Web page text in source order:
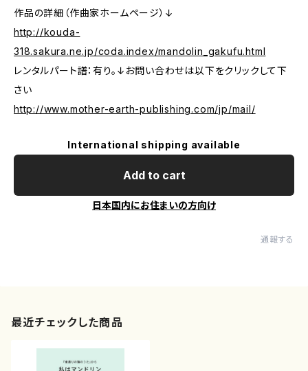
作品の詳細（作曲家ホームページ）↓
http://kouda-
318.sakura.ne.jp/coda.index/mandolin_gakufu.html
レンタルパート譜：有り。↓お問い合わせは以下をクリックして下
さい
http://www.mother-earth-publishing.com/jp/mail/
International shipping available
Add to cart
日本国内にお住まいの方向け
通報する
最近チェックした商品